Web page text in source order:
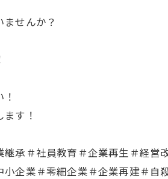
せんか？
す！
承＃社員教育＃企業再生＃経
企業＃零細企業＃企業再建＃自